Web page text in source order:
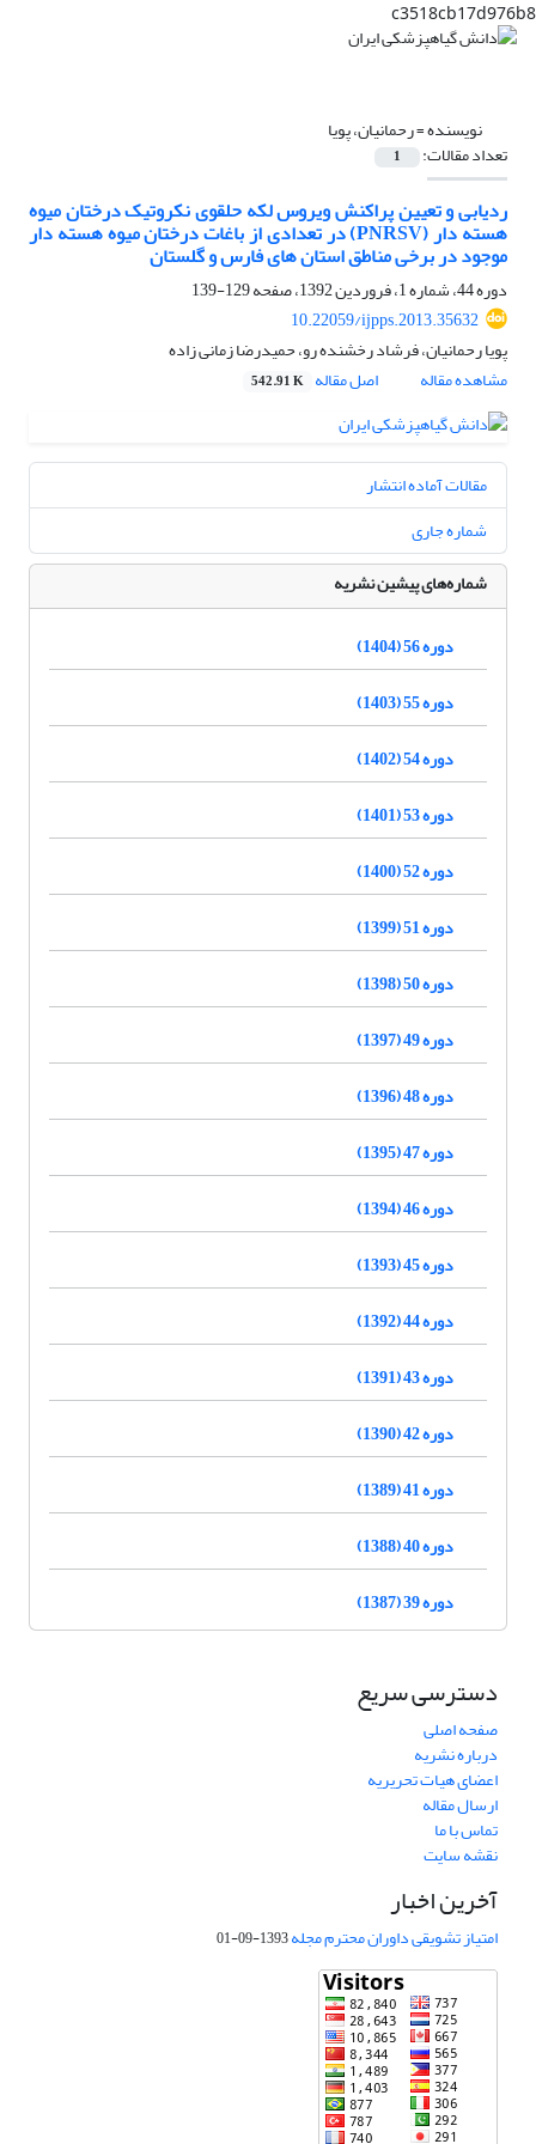
c3518cb17d976b8
نویسنده =رحمانیان، پویا
تعداد مقالات: 1
ردیابی و تعیین پراکنش ویروس لکه حلقوی نکروتیک درختان میوه
هسته دار (PNRSV) در تعدادی از باغات درختان میوه هسته دار
موجود در برخی مناطق استان های فارس و گلستان
دوره 44، شماره 1، فروردین 1392، صفحه
129-139
10.22059/ijpps.2013.35632
پویا رحمانیان، فرشاد رخشنده رو، حمیدرضا زمانی زاده
مشاهده مقاله
اصل مقاله 542.91 K
مقالات آماده انتشار
شماره جاری
شماره‌های پیشین نشریه
دوره 56 (1404)
دوره 55 (1403)
دوره 54 (1402)
دوره 53 (1401)
دوره 52 (1400)
دوره 51 (1399)
دوره 50 (1398)
دوره 49 (1397)
دوره 48 (1396)
دوره 47 (1395)
دوره 46 (1394)
دوره 45 (1393)
دوره 44 (1392)
دوره 43 (1391)
دوره 42 (1390)
دوره 41 (1389)
دوره 40 (1388)
دوره 39 (1387)
دسترسی سریع
صفحه اصلی
درباره نشریه
اعضای هیات تحریریه
ارسال مقاله
تماس با ما
نقشه سایت
آخرین اخبار
امتیاز تشویقی داوران محترم مجله1393-09-01